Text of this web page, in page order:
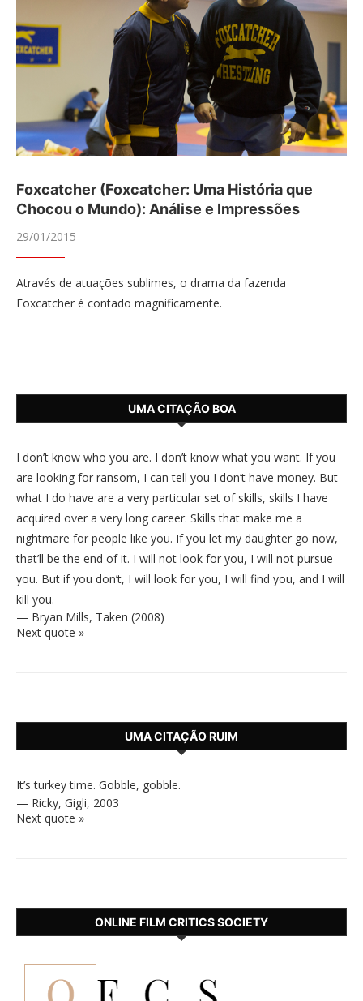
Foxcatcher (Foxcatcher: Uma História que
Chocou o Mundo): Análise e Impressões
29/01/2015
Através de atuações sublimes, o drama da fazenda
Foxcatcher é contado magnificamente.
UMA CITAÇÃO BOA
I don’t know who you are. I don’t know what you want. If you
are looking for ransom, I can tell you I don’t have money. But
what I do have are a very particular set of skills, skills I have
acquired over a very long career. Skills that make me a
nightmare for people like you. If you let my daughter go now,
that’ll be the end of it. I will not look for you, I will not pursue
you. But if you don’t, I will look for you, I will find you, and I will
kill you.
— Bryan Mills, Taken (2008)
Next quote »
UMA CITAÇÃO RUIM
It’s turkey time. Gobble, gobble.
— Ricky, Gigli, 2003
Next quote »
ONLINE FILM CRITICS SOCIETY